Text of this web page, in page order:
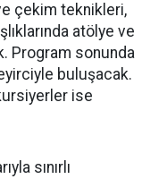
çekim teknikleri,
atölye ve
Program sonunda
buluşacak.
ise
sınırlı